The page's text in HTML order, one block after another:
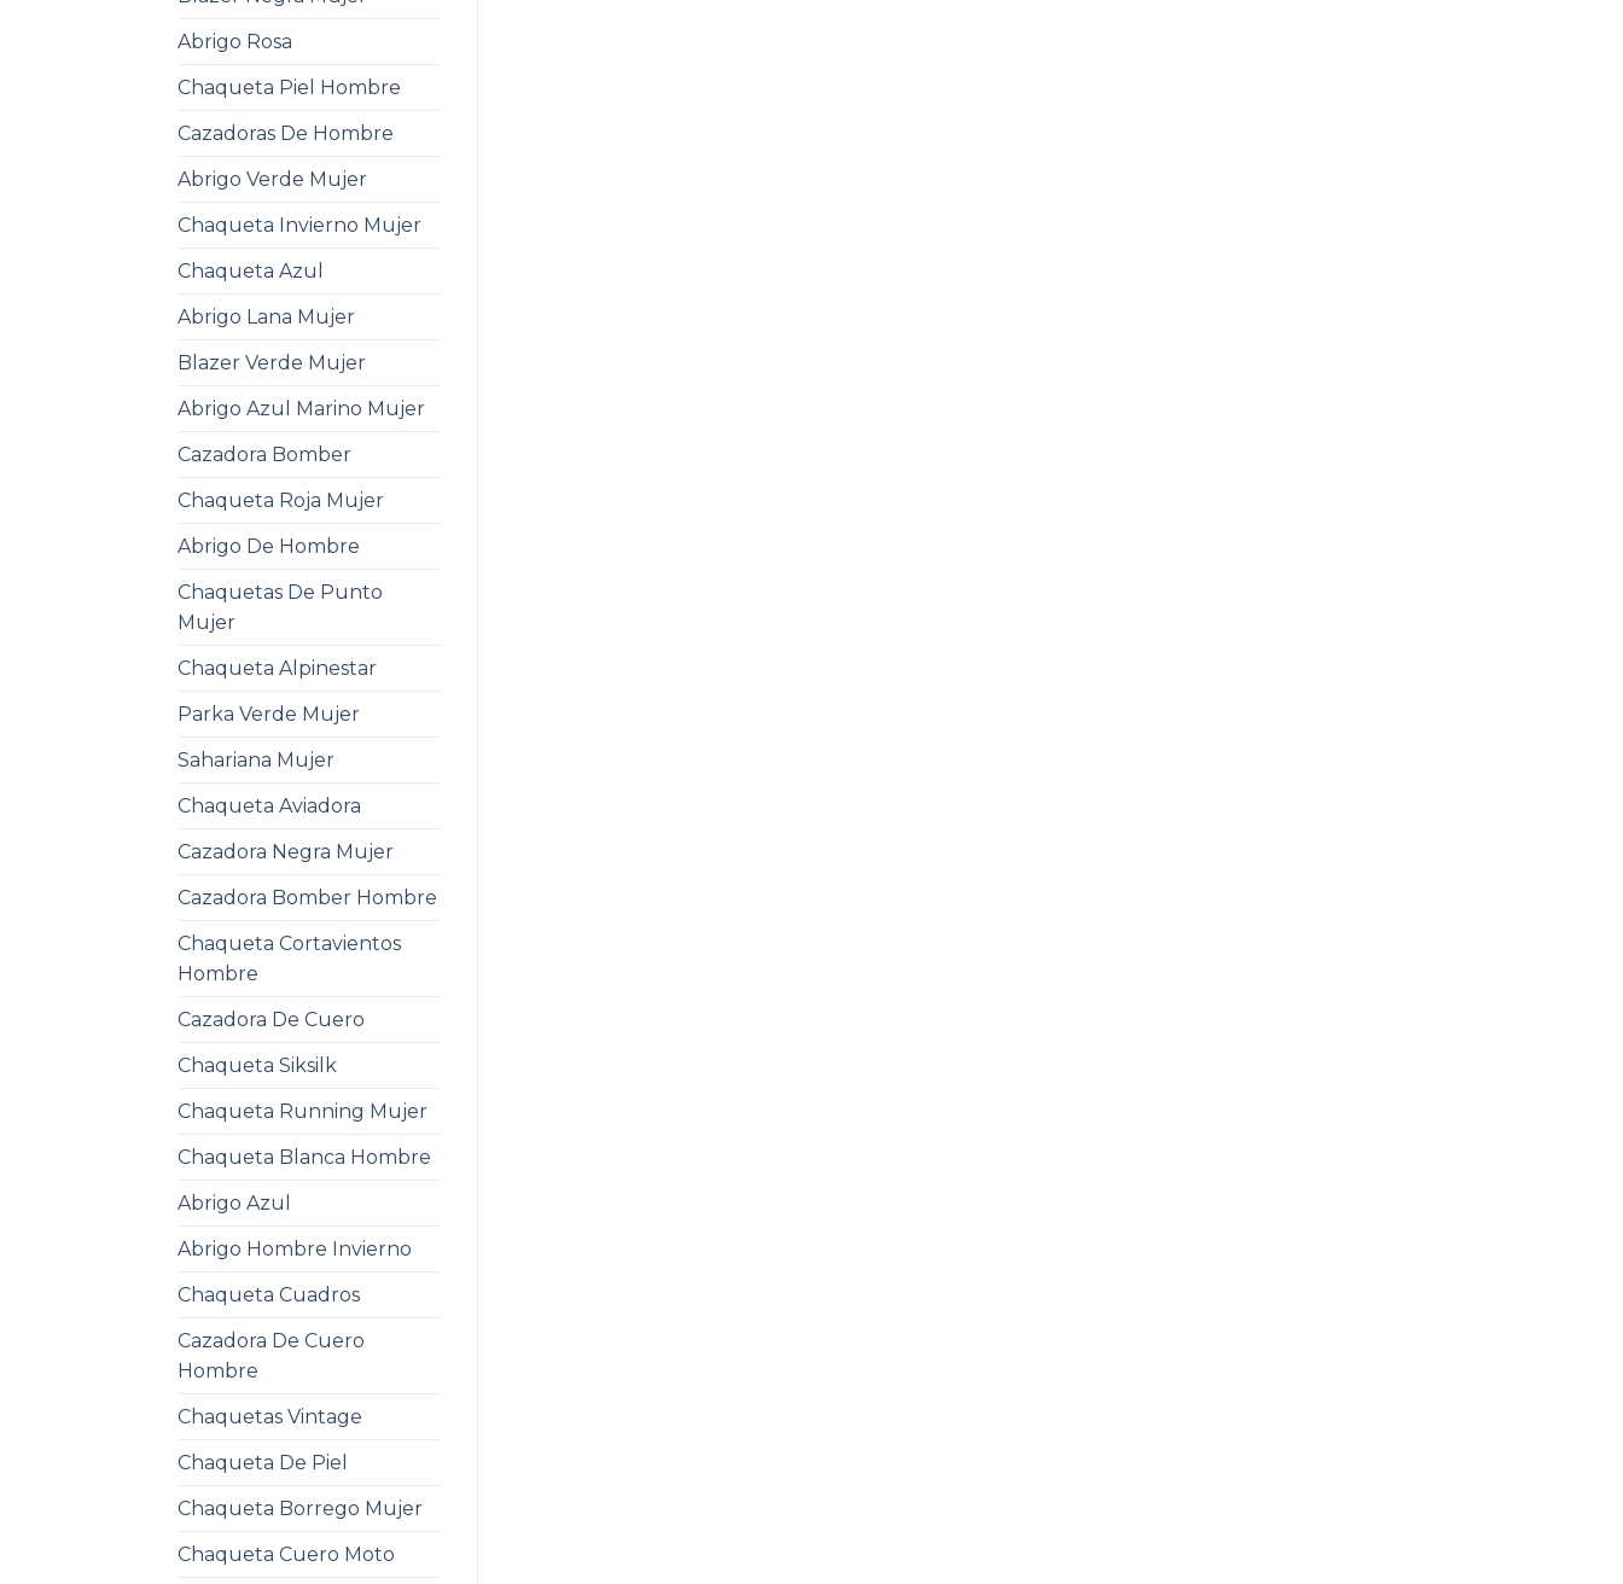
Abrigo Rosa
Chaqueta Piel Hombre
Cazadoras De Hombre
Abrigo Verde Mujer
Chaqueta Invierno Mujer
Chaqueta Azul
Abrigo Lana Mujer
Blazer Verde Mujer
Abrigo Azul Marino Mujer
Cazadora Bomber
Chaqueta Roja Mujer
Abrigo De Hombre
Chaquetas De Punto
Mujer
Chaqueta Alpinestar
Parka Verde Mujer
Sahariana Mujer
Chaqueta Aviadora
Cazadora Negra Mujer
Cazadora Bomber Hombre
Chaqueta Cortavientos
Hombre
Cazadora De Cuero
Chaqueta Siksilk
Chaqueta Running Mujer
Chaqueta Blanca Hombre
Abrigo Azul
Abrigo Hombre Invierno
Chaqueta Cuadros
Cazadora De Cuero
Hombre
Chaquetas Vintage
Chaqueta De Piel
Chaqueta Borrego Mujer
Chaqueta Cuero Moto